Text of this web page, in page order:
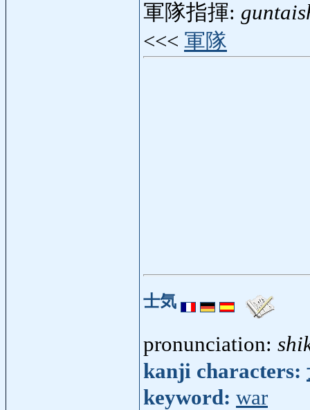
軍隊指揮:
<<< 軍隊
士気
pronunciation:
kanji characters:
keyword: war